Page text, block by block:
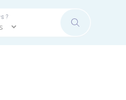
?
RECHERCHER